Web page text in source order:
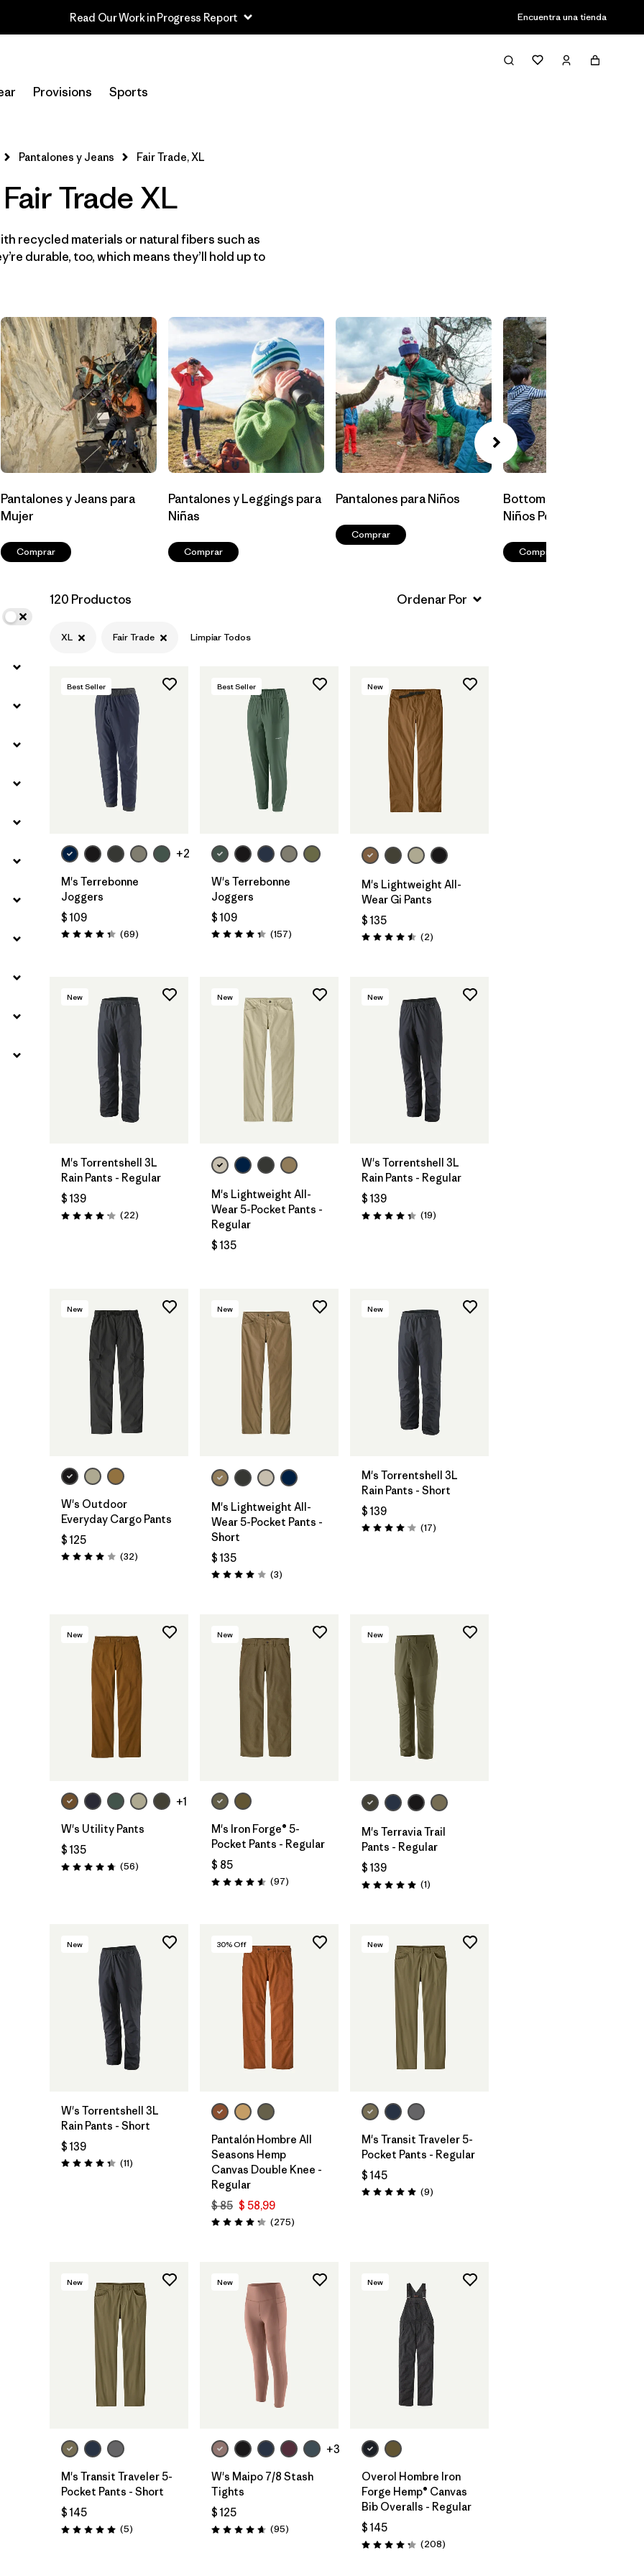
Read Our Work in Progress Report Encuentra una tienda
Provisions Sports
Filter & Sort
Selecciona una tienda
Filtrar por
Price
Filtrar por
Size
Filtrar por
Fit
Filtrar por
Features & Processes 1
Filtrar por
Materials & Fabric
Filtrar por
Sport
Filtrar por
Product Family
Filtrar por
Gender
Filtrar por
Kids
Pantalones y Jeans Fair Trade, XL
Trade XL
recycled materials or natural fibers such as
durable, too, which means they’ll hold up to
Pantalones y Jeans para
Mujer
Comprar
Pantalones y Leggings para
Niñas
Comprar
Pantalones para Niños
Comprar
Bottoms para Bebés y
Niños Pequeños
Comprar
120 Productos
XL Fair Trade Limpiar Todos
Best Seller
+2
M's Terrebonne
Joggers
$ 109
Valoración: 4.3 / 5
(69Comentarios
)
Best Seller
W's Terrebonne
Joggers
$ 109
Valoración: 4.4 / 5
(157Comentarios
)
New
M's Lightweight All-
Wear Gi Pants
$ 135
Valoración: 4.5 / 5
(2Comentarios
)
New
M's Torrentshell 3L
Rain Pants - Regular
$ 139
Valoración: 4.2 / 5
(22Comentarios
)
New
M's Lightweight All-
Wear 5-Pocket Pants -
Regular
$ 135
New
W's Torrentshell 3L
Rain Pants - Regular
$ 139
Valoración: 4.4 / 5
(19Comentarios
)
New
W's Outdoor
Everyday Cargo Pants
$ 125
Valoración: 4.0 / 5
(32Comentarios
)
New
M's Lightweight All-
Wear 5-Pocket Pants -
Short
$ 135
Valoración: 4.0 / 5
(3Comentarios
)
New
M's Torrentshell 3L
Rain Pants - Short
$ 139
Valoración: 4.1 / 5
(17Comentarios
)
New
+1
W's Utility Pants
$ 135
Valoración: 4.7 / 5
(56Comentarios
)
New
M's Iron Forge® 5-
Pocket Pants - Regular
$ 85
Valoración: 4.6 / 5
(97Comentarios
)
New
M's Terravia Trail
Pants - Regular
$ 139
Valoración: 5.0 / 5
(1Comentarios
)
New
W's Torrentshell 3L
Rain Pants - Short
$ 139
Valoración: 4.4 / 5
(11Comentarios
)
30% Off
Pantalón Hombre All
Seasons Hemp
Canvas Double Knee -
Regular
$ 85 $ 58,99
Valoración: 4.2 / 5
(275Comentarios
)
New
M's Transit Traveler 5-
Pocket Pants - Regular
$ 145
Valoración: 5.0 / 5
(9Comentarios
)
New
M's Transit Traveler 5-
Pocket Pants - Short
$ 145
Valoración: 5.0 / 5
(5Comentarios
)
New
+3
W's Maipo 7/8 Stash
Tights
$ 125
Valoración: 4.7 / 5
(95Comentarios
)
New
Overol Hombre Iron
Forge Hemp® Canvas
Bib Overalls - Regular
$ 145
Valoración: 4.3 / 5
(208Comentarios
)